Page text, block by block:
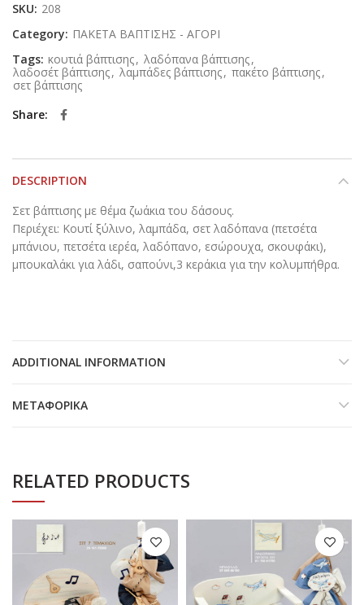
SKU: 208
Category: ΠΑΚΕΤΑ ΒΑΠΤΙΣΗΣ - ΑΓΟΡΙ
Tags: κουτιά βάπτισης, λαδόπανα βάπτισης,
λαδοσέτ βάπτισης, λαμπάδες βάπτισης, πακέτο βάπτισης,
σετ βάπτισης
Share
DESCRIPTION
Σετ βάπτισης με θέμα ζωάκια του δάσους.
Περιέχει: Κουτί ξύλινο, λαμπάδα, σετ λαδόπανα (πετσέτα
μπάνιου, πετσέτα ιερέα, λαδόπανο, εσώρουχα, σκουφάκι),
μπουκαλάκι για λάδι, σαπούνι,3 κεράκια για την κολυμπήθρα.
ADDITIONAL INFORMATION
ΜΕΤΑΦΟΡΙΚΆ
RELATED PRODUCTS